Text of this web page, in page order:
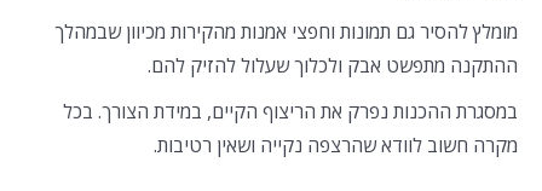
מומלץ להסיר גם תמונות וחפצי אמנות מהקירות מכיוון שבמהלך
ההתקנה מתפשט אבק ולכלוך שעלול להזיק להם.
במסגרת ההכנות נפרק את הריצוף הקיים, במידת הצורך. בכל
מקרה חשוב לוודא שהרצפה נקייה ושאין רטיבות.